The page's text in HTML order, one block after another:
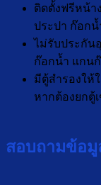
ติดตั้งฟรีหน้า
ประปา ก๊อก
ไม่รับประกัน
ก๊อกน้ำ แกน
มีตู้สำรองให้
หากต้องยกตู้
สอบถามข้อมู